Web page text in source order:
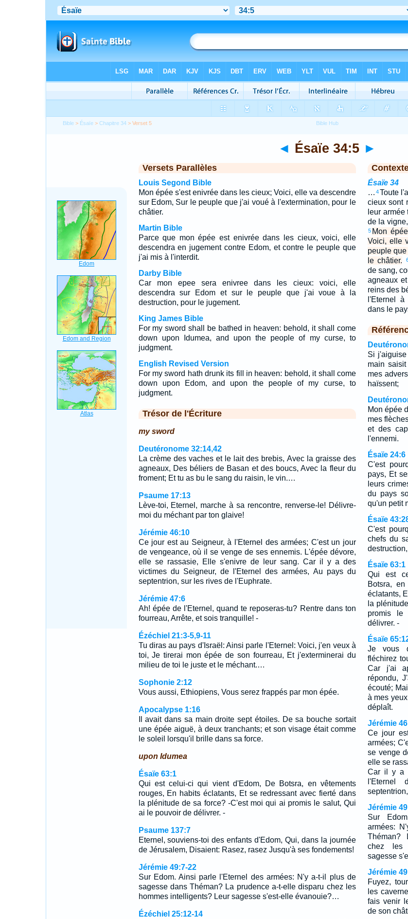
Bible > Ésaïe >Chapitre 34 > Verset 5
◄ Ésaïe 34:5 ►
Versets Parallèles
Louis Segond Bible
Mon épée s'est enivrée dans les cieux; Voici, elle va descendre
sur Edom, Sur le peuple que j'ai voué à l'extermination, pour le
châtier.
Martin Bible
Parce que mon épée est enivrée dans les cieux, voici, elle
descendra en jugement contre Edom, et contre le peuple que
j'ai mis à l'interdit.
Darby Bible
Car mon epee sera enivree dans les cieux: voici, elle
descendra sur Edom et sur le peuple que j'ai voue à la
destruction, pour le jugement.
King James Bible
For my sword shall be bathed in heaven: behold, it shall come
down upon Idumea, and upon the people of my curse, to
judgment.
English Revised Version
For my sword hath drunk its fill in heaven: behold, it shall come
down upon Edom, and upon the people of my curse, to
judgment.
Trésor de l'Écriture
my sword
Deutéronome 32:14,42
La crème des vaches et le lait des brebis, Avec la graisse des
agneaux, Des béliers de Basan et des boucs, Avec la fleur du
froment; Et tu as bu le sang du raisin, le vin.…
Psaume 17:13
Lève-toi, Eternel, marche à sa rencontre, renverse-le! Délivre-
moi du méchant par ton glaive!
Jérémie 46:10
Ce jour est au Seigneur, à l'Eternel des armées; C'est un jour
de vengeance, où il se venge de ses ennemis. L'épée dévore,
elle se rassasie, Elle s'enivre de leur sang. Car il y a des
victimes du Seigneur, de l'Eternel des armées, Au pays du
septentrion, sur les rives de l'Euphrate.
Jérémie 47:6
Ah! épée de l'Eternel, quand te reposeras-tu? Rentre dans ton
fourreau, Arrête, et sois tranquille! -
Ézéchiel 21:3-5,9-11
Tu diras au pays d'Israël: Ainsi parle l'Eternel: Voici, j'en veux à
toi, Je tirerai mon épée de son fourreau, Et j'exterminerai du
milieu de toi le juste et le méchant.…
Sophonie 2:12
Vous aussi, Ethiopiens, Vous serez frappés par mon épée.
Apocalypse 1:16
Il avait dans sa main droite sept étoiles. De sa bouche sortait
une épée aiguë, à deux tranchants; et son visage était comme
le soleil lorsqu'il brille dans sa force.
upon Idumea
Ésaïe 63:1
Qui est celui-ci qui vient d'Edom, De Botsra, en vêtements
rouges, En habits éclatants, Et se redressant avec fierté dans
la plénitude de sa force? -C'est moi qui ai promis le salut, Qui
ai le pouvoir de délivrer. -
Psaume 137:7
Eternel, souviens-toi des enfants d'Edom, Qui, dans la journée
de Jérusalem, Disaient: Rasez, rasez Jusqu'à ses fondements!
Jérémie 49:7-22
Sur Edom. Ainsi parle l'Eternel des armées: N'y a-t-il plus de
sagesse dans Théman? La prudence a-t-elle disparu chez les
hommes intelligents? Leur sagesse s'est-elle évanouie?…
Ézéchiel 25:12-14
Ésaïe 34
… 4Toute
cieux sont
leur
de la
5 Mon
Voici, elle
peuple
le châtier.
de sang,
agneaux
reins des
l'Eternel
dans le
Si
main
mes
haïssent;
Mon épée
mes
et des
l'ennemi.
Ésaïe 24:6
C'est
pays, Et
leurs
du pays
qu'un petit
Ésaïe
C'est
chefs du
Ésaïe 63:1
Qui est
Botsra,
éclatants,
la
promis
délivrer. -
Ésaïe
Je vous
fléchirez
Car j'ai
répondu,
écouté;
à mes
déplaît.
Jérémie
Ce jour
armées;
se venge
elle se
Car il y a
l'Eternel
Jérémie
Sur
armées:
Théman?
chez les
sagesse
Jérémie
Fuyez,
les
fais venir
de son